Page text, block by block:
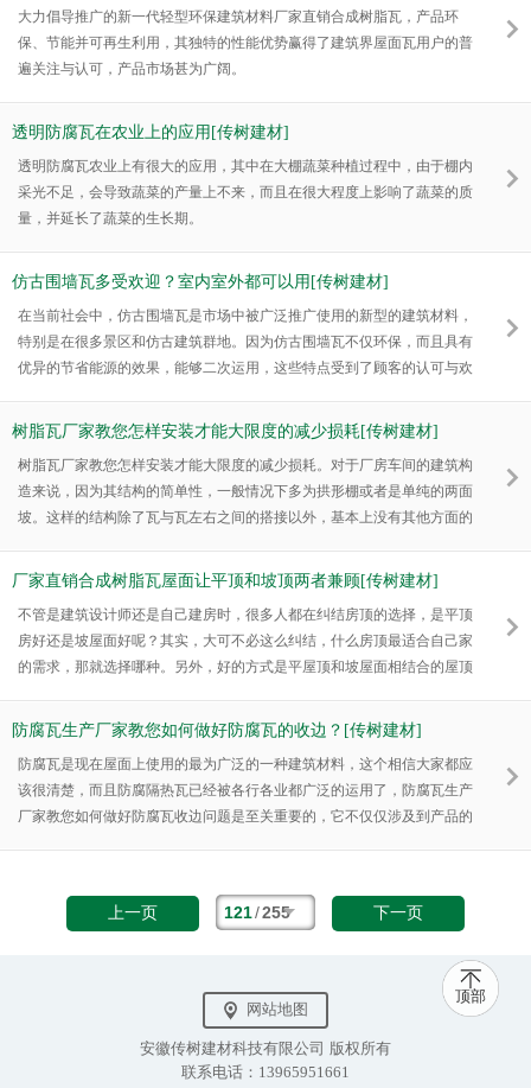
大力倡导推广的新一代轻型环保建筑材料厂家直销合成树脂瓦，产品环
保、节能并可再生利用，其独特的性能优势赢得了建筑界屋面瓦用户的普
遍关注与认可，产品市场甚为广阔。
透明防腐瓦在农业上的应用[传树建材]
透明防腐瓦农业上有很大的应用，其中在大棚蔬菜种植过程中，由于棚内
采光不足，会导致蔬菜的产量上不来，而且在很大程度上影响了蔬菜的质
量，并延长了蔬菜的生长期。
仿古围墙瓦多受欢迎？室内室外都可以用[传树建材]
在当前社会中，仿古围墙瓦是市场中被广泛推广使用的新型的建筑材料，
特别是在很多景区和仿古建筑群地。因为仿古围墙瓦不仅环保，而且具有
优异的节省能源的效果，能够二次运用，这些特点受到了顾客的认可与欢
树脂瓦厂家教您怎样安装才能大限度的减少损耗[传树建材]
树脂瓦厂家教您怎样安装才能大限度的减少损耗。对于厂房车间的建筑构
造来说，因为其结构的简单性，一般情况下多为拱形棚或者是单纯的两面
坡。这样的结构除了瓦与瓦左右之间的搭接以外，基本上没有其他方面的
厂家直销合成树脂瓦屋面让平顶和坡顶两者兼顾[传树建材]
不管是建筑设计师还是自己建房时，很多人都在纠结房顶的选择，是平顶
房好还是坡屋面好呢？其实，大可不必这么纠结，什么房顶最适合自己家
的需求，那就选择哪种。另外，好的方式是平屋顶和坡屋面相结合的屋顶
防腐瓦生产厂家教您如何做好防腐瓦的收边？[传树建材]
防腐瓦是现在屋面上使用的最为广泛的一种建筑材料，这个相信大家都应
该很清楚，而且防腐隔热瓦已经被各行各业都广泛的运用了，防腐瓦生产
厂家教您如何做好防腐瓦收边问题是至关重要的，它不仅仅涉及到产品的
上一页 121/255 下一页
网站地图
安徽传树建材科技有限公司 版权所有
联系电话：13965951661
顶部